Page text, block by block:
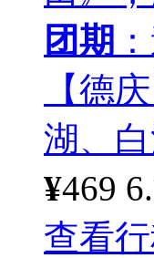
团期
【德
湖、
¥469
查看